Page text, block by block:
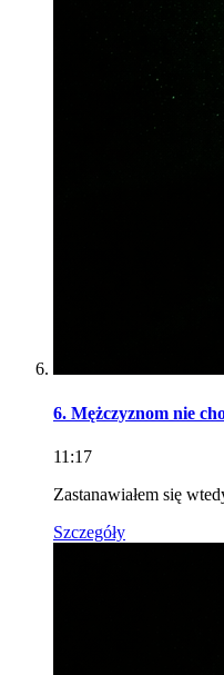
6. Mężczyznom nie
11:17
Zastanawiałem się
Szczegóły